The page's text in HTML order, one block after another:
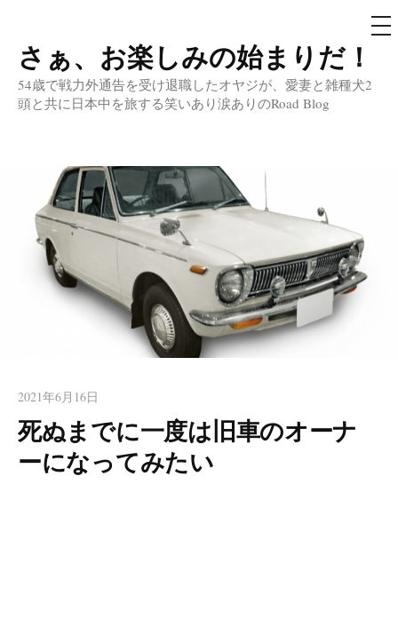
コ
ン
テ
さぁ、お楽しみの始まりだ！
54歳で戦力外通告を受け退職したオヤジが、愛妻と雑種犬2
頭と共に日本中を旅する笑いあり涙ありのRoad Blog
メ
ニ
2021年6月16日
死ぬまでに一度は旧車のオーナ
ーになってみたい